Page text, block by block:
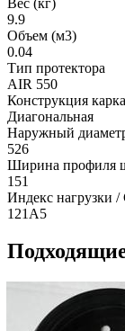
9.9
Объем (м3)
0.04
Тип протектора
AIR 550
Конструкция
Диагональная
Наружный
526
Ширина профиля
151
Индекс нагрузки
121A5